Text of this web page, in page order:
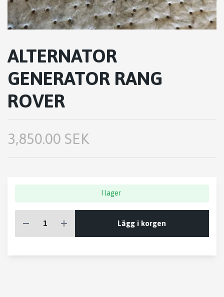
ALTERNATOR
GENERATOR RANG
ROVER
3,850.00 SEK
I lager
Lägg i korgen